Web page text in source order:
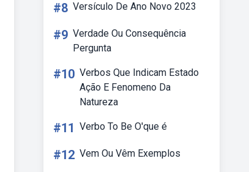
#8 Versículo De Ano Novo 2023
#9 Verdade Ou Consequência
Pergunta
#10 Verbos Que Indicam Estado
Ação E Fenomeno Da
Natureza
#11 Verbo To Be O'que é
#12 Vem Ou Vêm Exemplos